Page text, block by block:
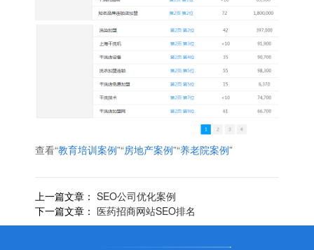
查看“教育培训案例”“房地产案例”“养老院案例”
上一篇文章： SEO公司优化案例
下一篇文章： 医药招商网站SEO排名